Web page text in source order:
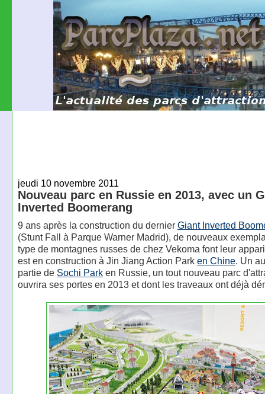
jeudi 10 novembre 2011
Nouveau parc en Russie en 2013, avec un
Inverted Boomerang
9 ans après la construction du dernier Giant Inverted
(Stunt Fall à Parque Warner Madrid), de nouveaux
type de montagnes russes de chez Vekoma font leur
est en construction à Jin Jiang Action Park en Chine. Un
partie de Sochi Parken Russie, un tout nouveau parc
ouvrira ses portes en 2013 et dont les traveaux ont déjà